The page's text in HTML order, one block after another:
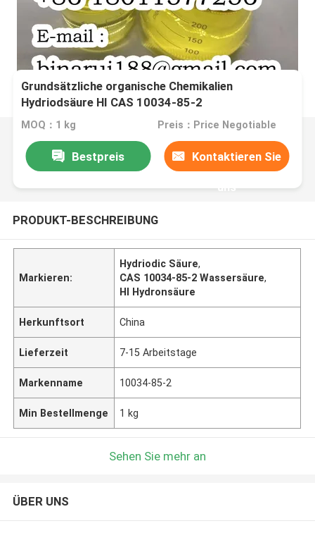
Grundsätzliche organische Chemikalien
Hydriodsäure HI CAS 10034-85-2
MOQ：1 kg Preis：Price Negotiable
Bestpreis Kontaktieren Sie
uns
PRODUKT-BESCHREIBUNG
Markieren:
Hydriodic Säure,
CAS 10034-85-2 Wassersäure,
HI Hydronsäure
Herkunftsort China
Lieferzeit 7-15 Arbeitstage
Markenname 10034-85-2
Min Bestellmenge 1 kg
Sehen Sie mehr an
ÜBER UNS